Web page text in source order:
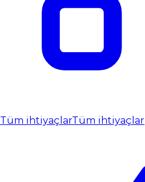
Tüm ihtiyaçlarTüm ihtiyaçlar